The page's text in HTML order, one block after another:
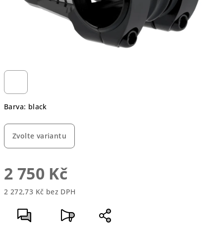
Barva: black
Zvolte variantu
2 750 Kč
2 272,73 Kč bez DPH
cena: